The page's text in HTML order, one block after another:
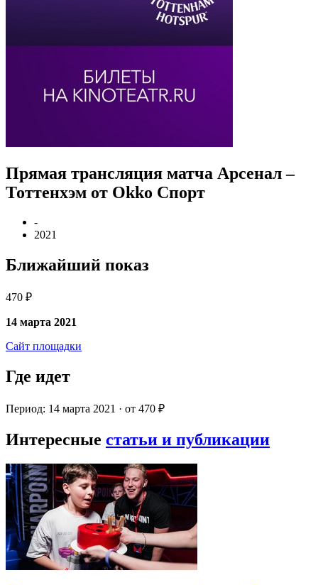
Прямая трансляция матча Арсенал –
Тоттенхэм от Okko Спорт
-
2021
Ближайший показ
470 ₽
14 марта 2021
Сайт площадки
Где идет
Период: 14 марта 2021 · от 470 ₽
Интересные статьи и публикации